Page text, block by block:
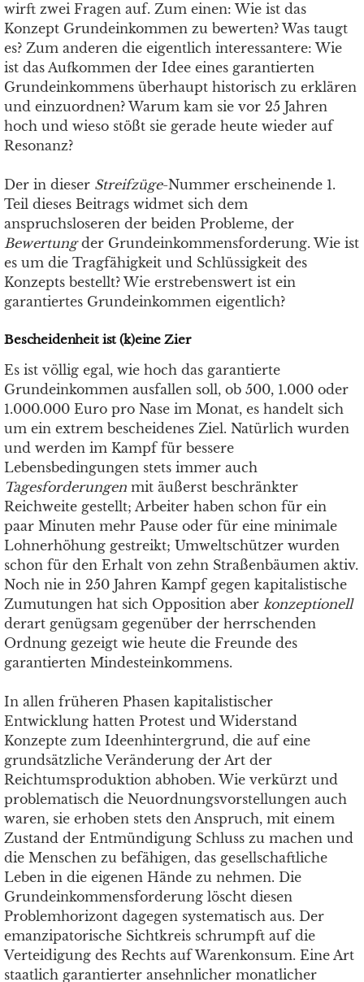
wirft zwei Fragen auf. Zum einen: Wie ist das
Konzept Grundeinkommen zu bewerten? Was taugt
es? Zum anderen die eigentlich interessantere: Wie
ist das Aufkommen der Idee eines garantierten
Grundeinkommens überhaupt historisch zu erklären
und einzuordnen? Warum kam sie vor 25 Jahren
hoch und wieso stößt sie gerade heute wieder auf
Resonanz?
Der in dieser Streifzüge-Nummer erscheinende 1.
Teil dieses Beitrags widmet sich dem
anspruchsloseren der beiden Probleme, der
Bewertungder Grundeinkommensforderung. Wie ist
es um die Tragfähigkeit und Schlüssigkeit des
Konzepts bestellt? Wie erstrebenswert ist ein
garantiertes Grundeinkommen eigentlich?
Bescheidenheit ist (k)eine Zier
Es ist völlig egal, wie hoch das garantierte
Grundeinkommen ausfallen soll, ob 500, 1.000 oder
1.000.000 Euro pro Nase im Monat, es handelt sich
um ein extrem bescheidenes Ziel. Natürlich wurden
und werden im Kampf für bessere
Lebensbedingungen stets immer auch
Tagesforderungen mit äußerst beschränkter
Reichweite gestellt; Arbeiter haben schon für ein
paar Minuten mehr Pause oder für eine minimale
Lohnerhöhung gestreikt; Umweltschützer wurden
schon für den Erhalt von zehn Straßenbäumen aktiv.
Noch nie in 250 Jahren Kampf gegen kapitalistische
Zumutungen hat sich Opposition aber konzeptionell
derart genügsam gegenüber der herrschenden
Ordnung gezeigt wie heute die Freunde des
garantierten Mindesteinkommens.
In allen früheren Phasen kapitalistischer
Entwicklung hatten Protest und Widerstand
Konzepte zum Ideenhintergrund, die auf eine
grundsätzliche Veränderung der Art der
Reichtumsproduktion abhoben. Wie verkürzt und
problematisch die Neuordnungsvorstellungen auch
waren, sie erhoben stets den Anspruch, mit einem
Zustand der Entmündigung Schluss zu machen und
die Menschen zu befähigen, das gesellschaftliche
Leben in die eigenen Hände zu nehmen. Die
Grundeinkommensforderung löscht diesen
Problemhorizont dagegen systematisch aus. Der
emanzipatorische Sichtkreis schrumpft auf die
Verteidigung des Rechts auf Warenkonsum. Eine Art
staatlich garantierter ansehnlicher monatlicher